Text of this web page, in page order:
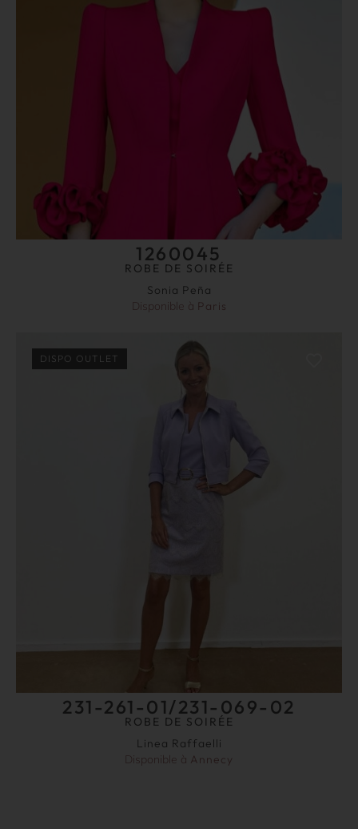
1260045
ROBE DE SOIRÉE
Sonia Peña
Disponible à Paris
DISPO OUTLET
231-261-01/231-069-02
ROBE DE SOIRÉE
Linea Raffaelli
Disponible à Annecy